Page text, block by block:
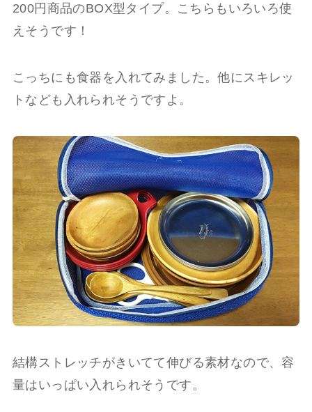
200円商品のBOX型タイプ。こちらもいろいろ使
えそうです！
こっちにも食器を入れてみました。他にスキレッ
トなども入れられそうですよ。
結構ストレッチがきいてて伸びる素材なので、容
量はいっぱい入れられそうです。